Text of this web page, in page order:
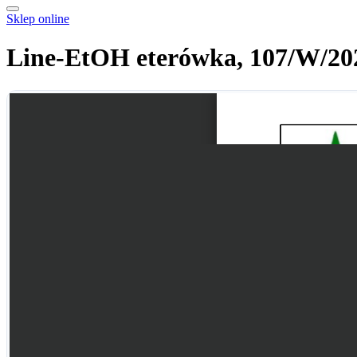
Sklep online
Line-EtOH eterówka, 107/W/